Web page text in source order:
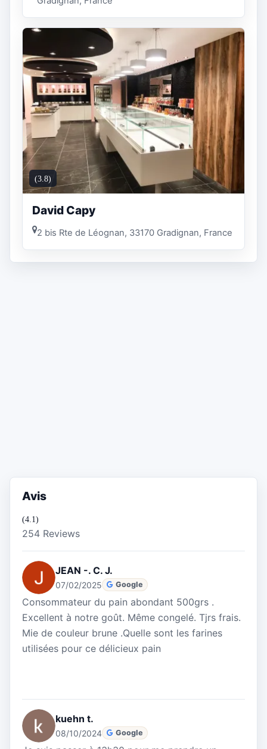
(3.8)
David Capy
2 bis Rte de Léognan, 33170 Gradignan, France
Avis
(4.1)
254 Reviews
JEAN -. C. J.
07/02/2025 Google
Consommateur du pain abondant 500grs .
Excellent à notre goût. Même congelé. Tjrs frais.
Mie de couleur brune .Quelle sont les farines
utilisées pour ce délicieux pain
kuehn t.
08/10/2024 Google